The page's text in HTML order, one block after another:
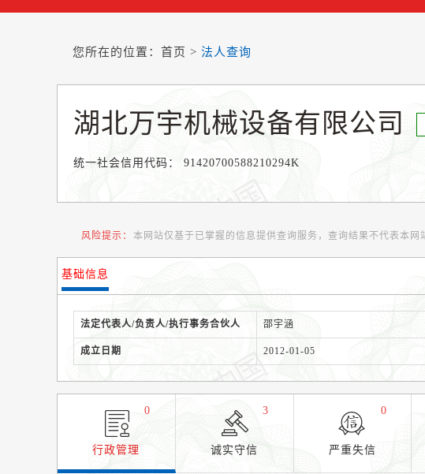
您所在的位置： 首页 > 法人查询
湖北万宇机械设备有限公司
统一社会信用代码： 91420700588210294K
风险提示： 本网站仅基于已掌握的信息提供查询服务，查询结果不代表本
基础信息
法定代表人/负责人/执行事务合伙人 邵宇涵
成立日期 2012-01-05
行政管理
0
诚实守信
3
严重失信
0